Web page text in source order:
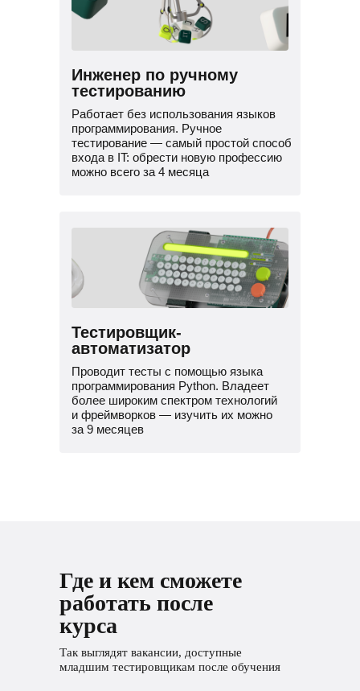
Инженер по ручному
тестированию
Работает без использования языков
программирования. Ручное
тестирование — самый простой способ
входа в IT: обрести новую профессию
можно всего за 4 месяца
Тестировщик-
автоматизатор
Проводит тесты с помощью языка
программирования Python. Владеет
более широким спектром технологий
и фреймворков — изучить их можно
за 9 месяцев
Где и кем сможете
работать после
курса
Так выглядят вакансии, доступные
младшим тестировщикам после обучения